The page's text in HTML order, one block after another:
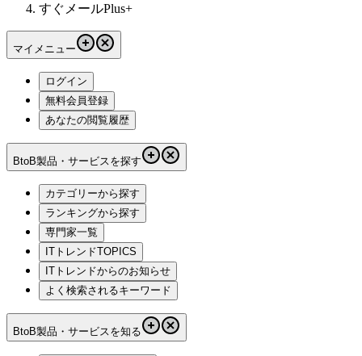
すぐメールPlus+
マイメニュー
ログイン
無料会員登録
あなたの閲覧履歴
BtoB製品・サービスを探す
カテゴリーから探す
ランキングから探す
専門家一覧
ITトレンドTOPICS
ITトレンドからのお知らせ
よく検索されるキーワード
BtoB製品・サービスを知る